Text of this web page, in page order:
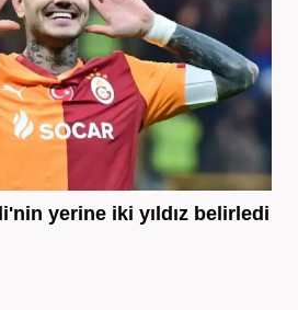
yerine iki yıldız belirledi